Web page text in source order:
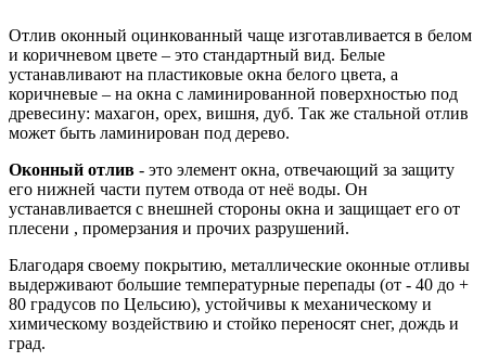
Отлив оконный оцинкованный чаще изготавливается в белом
и коричневом цвете – это стандартный вид. Белые
устанавливают на пластиковые окна белого цвета, а
коричневые – на окна с ламинированной поверхностью под
древесину: махагон, орех, вишня, дуб. Так же стальной отлив
может быть ламинирован под дерево.
Оконный отлив - это элемент окна, отвечающий за защиту
его нижней части путем отвода от неё воды. Он
устанавливается с внешней стороны окна и защищает его от
плесени , промерзания и прочих разрушений.
Благодаря своему покрытию, металлические оконные отливы
выдерживают большие температурные перепады (от - 40 до +
80 градусов по Цельсию), устойчивы к механическому и
химическому воздействию и стойко переносят снег, дождь и
град.